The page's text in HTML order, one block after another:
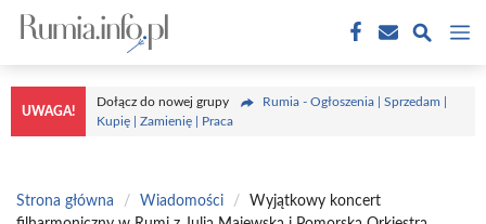
Przejdź
treści
UWAGA!
Dołącz do nowej grupy
Rumia - Ogłoszenia | Sprzedam |
Kupię | Zamienię | Praca
Strona główna / Wiadomości /
Wyjątkowy koncert